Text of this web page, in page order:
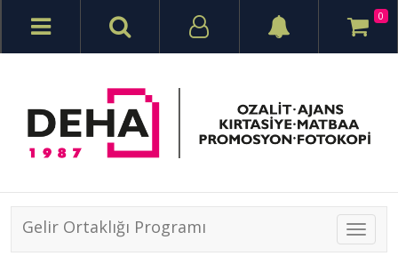
0
Toggle
Gelir Ortaklığı Programı